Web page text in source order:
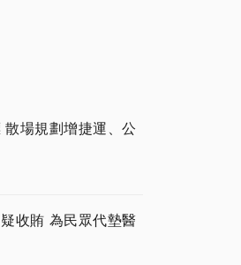
場規劃增捷運、公
收賄 為民眾代墊醫